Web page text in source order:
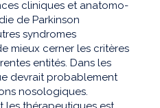
cliniques et anatomo-
de Parkinson
syndromes
mieux cerner les critères
entités. Dans les
devrait probablement
nosologiques.